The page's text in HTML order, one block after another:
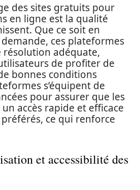
des sites gratuits pour
en ligne est la qualité
Que ce soit en
ces plateformes
adéquate,
de profiter de
bonnes conditions
s’équipent de
pour assurer que les
accès rapide et efficace
ce qui renforce
et accessibilité des